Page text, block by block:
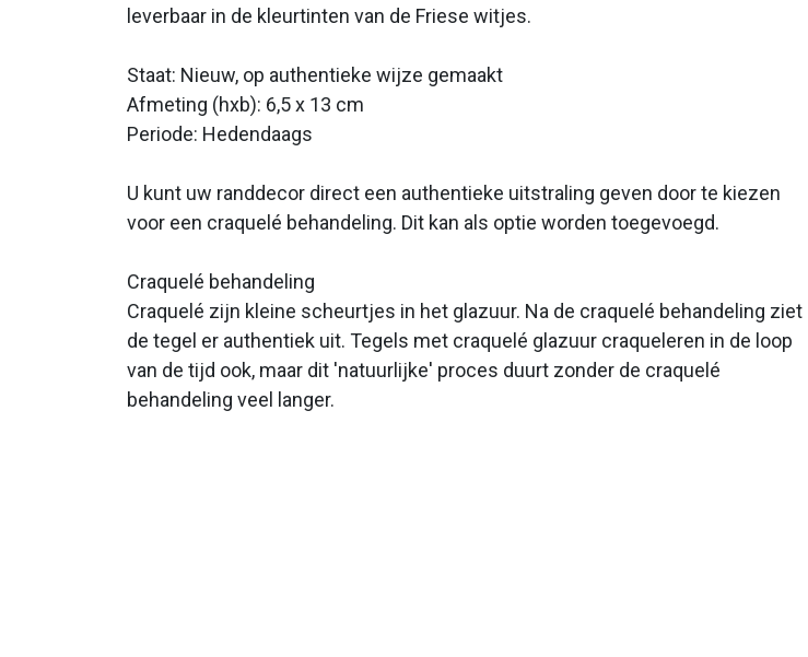
leverbaar in de kleurtinten van de Friese witjes.
Staat: Nieuw, op authentieke wijze gemaakt
Afmeting (hxb): 6,5 x 13 cm
Periode: Hedendaags
U kunt uw randdecor direct een authentieke uitstraling geven door te kiezen
voor een craquelé behandeling. Dit kan als optie worden toegevoegd.
Craquelé behandeling
Craquelé zijn kleine scheurtjes in het glazuur. Na de craquelé behandeling ziet
de tegel er authentiek uit. Tegels met craquelé glazuur craqueleren in de loop
van de tijd ook, maar dit 'natuurlijke' proces duurt zonder de craquelé
behandeling veel langer.